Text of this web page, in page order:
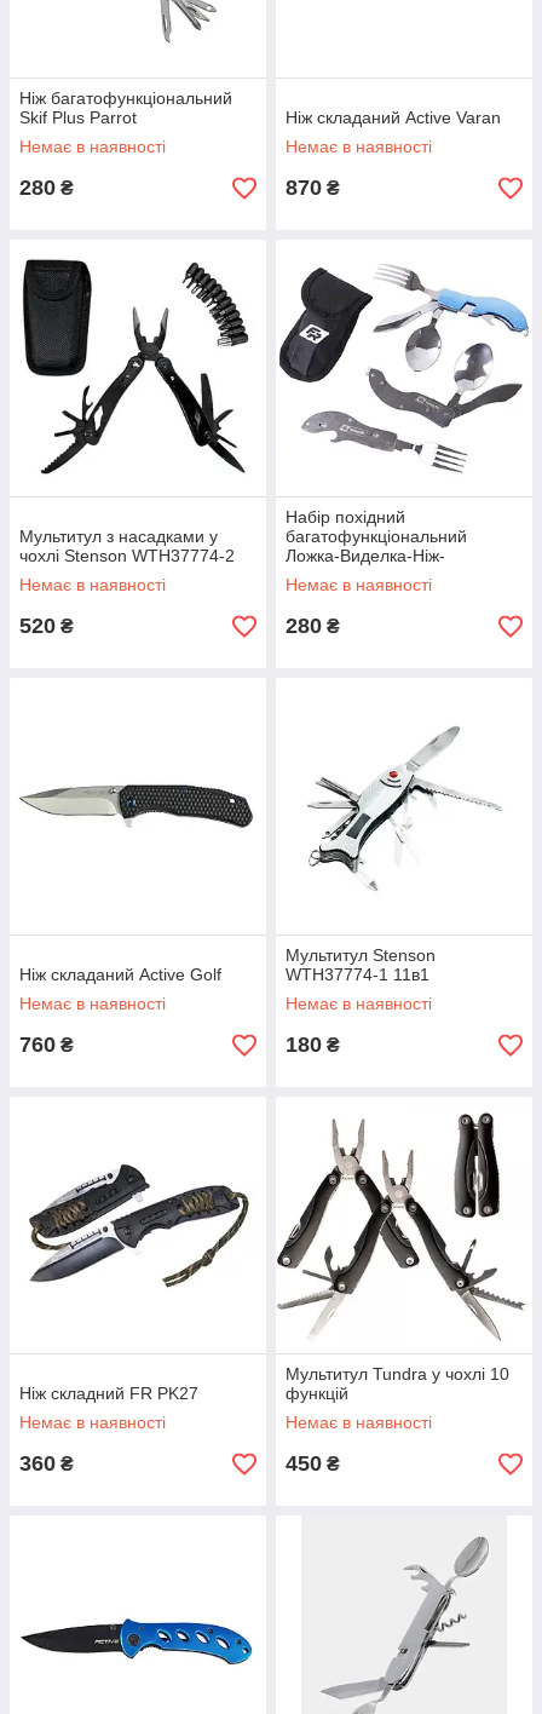
Ніж багатофункціональний
Skif Plus Parrot
Немає в наявності
280 ₴
Ніж складаний Active Varan
Немає в наявності
870 ₴
Мультитул з насадками у
чохлі Stenson WTH37774-2
Немає в наявності
520 ₴
Набір похідний
багатофункціональний
Ложка-Виделка-Ніж-
Відкривалка 4в1
Немає в наявності
280 ₴
Ніж складаний Active Golf
Немає в наявності
760 ₴
Мультитул Stenson
WTH37774-1 11в1
Немає в наявності
180 ₴
Ніж складний FR PK27
Немає в наявності
360 ₴
Мультитул Tundra у чохлі 10
функцій
Немає в наявності
450 ₴